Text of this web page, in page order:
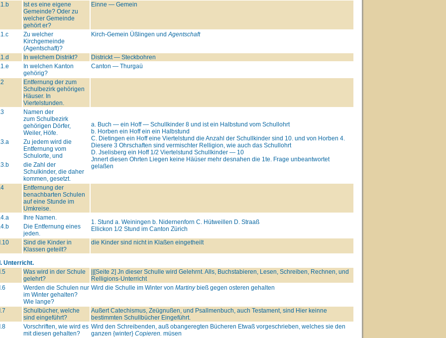
Ist es eine eigene
Gemeinde? Oder zu
welcher Gemeinde
gehört er?
Einne — Gemein
Zu welcher
Kirchgemeinde
(Agentschaft)?
Kirch-Gemein Üßlingen und Agentschaft
In welchem Distrikt?
Districkt — Steckbohren
In welchen Kanton
gehörig?
Canton — Thurgaü
Entfernung der zum
Schulbezirk gehörigen
Häuser. In
Viertelstunden.
Namen der
zum Schulbezirk
gehörigen Dörfer,
Weiler, Höfe.
a. Buch — ein Hoff — Schullkinder 8 und ist ein Halbstund vom Schullohrt
b. Horben ein Hoff ein ein Halbstund
C. Dietingen ein Hoff eine Viertelstund die Anzahl der Schullkinder sind 10. und von Horben 4.
Diesere 3 Ohrschaften sind vermischter Relligion, wie auch das Schullohrt
D. Jselisberg ein Hoff 1/2 Viertelstund Schullkinder — 10
Jnnert diesen Ohrten Liegen keine Häüser mehr desnahen die 1te. Frage unbeantwortet
gelaßen
Zu jedem wird die
Entfernung vom
Schulorte, und
die Zahl der
Schulkinder, die daher
kommen, gesetzt.
Entfernung der
benachbarten Schulen
auf eine Stunde im
Umkreise.
Ihre Namen.
1. Stund a. Weiningen b. Nidernenforn C. Hütweillen D. Straaß
Ellickon 1/2 Stund im Canton Zürich
Die Entfernung eines
jeden.
Sind die Kinder in
Klassen geteilt?
die Kinder sind nicht in Klaßen eingetheilt
Unterricht.
Was wird in der Schule
gelehrt?
||[Seite 2] Jn dieser Schulle wird Gelehrnt. Alls, Buchstabieren, Lesen, Schreiben, Rechnen, und
Relligions-Unterricht
Werden die Schulen nur
im Winter gehalten?
Wie lange?
Wird die Schulle im Winter von Martinybieß gegen osteren gehalten
Schulbücher, welche
sind eingeführt?
Außert Catechismus, Zeügnußen, und Psallmenbuch, auch Testament, sind Hier keinne
bestimmten Schullbücher Eingeführt.
Vorschriften, wie wird es
mit diesen gehalten?
Wird den Schreibenden, auß obangeregten Bücheren Etwaß vorgeschrieben, welches sie den
ganzen {winter} Copieren. müsen